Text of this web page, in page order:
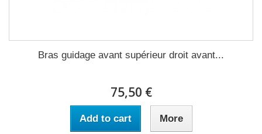
Bras guidage avant supérieur droit avant...
75,50 €
Add to cart More